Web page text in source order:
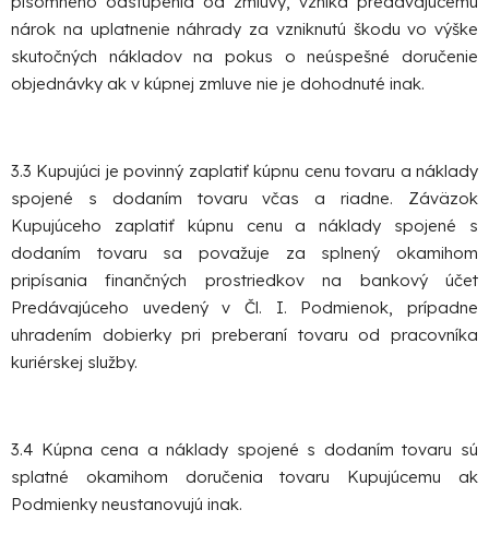
nárok na uplatnenie náhrady za vzniknutú škodu vo výške
skutočných nákladov na pokus o neúspešné doručenie
objednávky ak v kúpnej zmluve nie je dohodnuté inak.
3.3 Kupujúci je povinný zaplatiť kúpnu cenu tovaru a náklady
spojené s dodaním tovaru včas a riadne. Záväzok
Kupujúceho zaplatiť kúpnu cenu a náklady spojené s
dodaním tovaru sa považuje za splnený okamihom
pripísania finančných prostriedkov na bankový účet
Predávajúceho uvedený v Čl. I. Podmienok, prípadne
uhradením dobierky pri preberaní tovaru od pracovníka
kuriérskej služby.
3.4 Kúpna cena a náklady spojené s dodaním tovaru sú
splatné okamihom doručenia tovaru Kupujúcemu ak
Podmienky neustanovujú inak.